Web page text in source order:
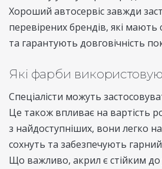
Хороший автосервіс завжди
перевірених брендів, які мають
та гарантують довговічність
Які фарби
Спеціалісти можуть
Це також впливає на вартість
з найдоступніших, вони легко
сохнуть та забезпечують
Що важливо, акрил є стійким до